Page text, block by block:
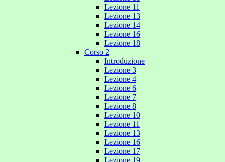
Lezione 11
Lezione 13
Lezione 14
Lezione 16
Lezione 18
Corso 2
Introduzione
Lezione 3
Lezione 4
Lezione 6
Lezione 7
Lezione 8
Lezione 10
Lezione 11
Lezione 13
Lezione 16
Lezione 17
Lezione 19